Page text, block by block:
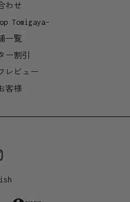
製造、仕上げ、磨き上げ
わせ
Tomigaya-
一覧
ー割引
レビュー
客様